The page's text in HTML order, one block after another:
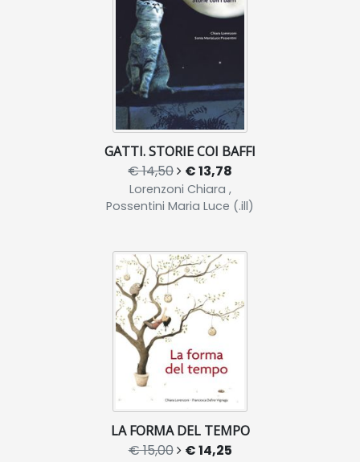
GATTI. STORIE COI BAFFI
€ 14,50 € 13,78
Lorenzoni Chiara ,
Possentini Maria Luce (.ill)
LA FORMA DEL TEMPO
€ 15,00 € 14,25